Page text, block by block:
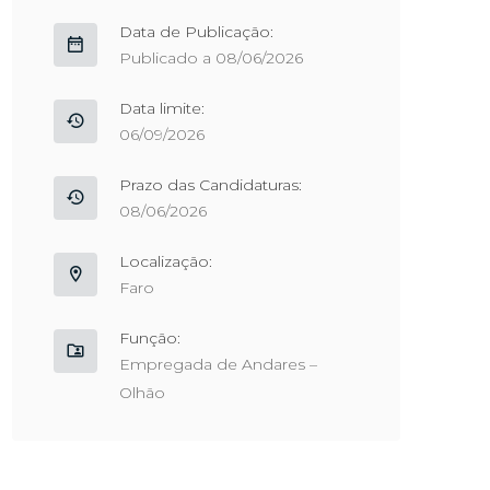
Data de Publicação:
Publicado a 08/06/2026
Data limite:
06/09/2026
Prazo das Candidaturas:
08/06/2026
Localização:
Faro
Função:
Empregada de Andares –
Olhão